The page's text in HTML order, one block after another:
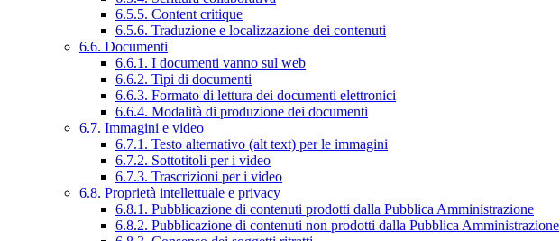
6.5.5. Content critique
6.5.6. Traduzione e localizzazione dei contenuti
6.6. Documenti
6.6.1. I documenti vanno sul web
6.6.2. Tipi di documenti
6.6.3. Formato di lettura dei documenti elettronici
6.6.4. Modalità di produzione dei documenti
6.7. Immagini e video
6.7.1. Testo alternativo (alt text) per le immagini
6.7.2. Sottotitoli per i video
6.7.3. Trascrizioni per i video
6.8. Proprietà intellettuale e privacy
6.8.1. Pubblicazione di contenuti prodotti dalla Pubblica Amministrazione
6.8.2. Pubblicazione di contenuti non prodotti dalla Pubblica Amministrazione